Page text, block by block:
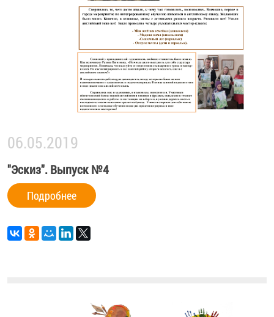
06.05.2019
"Эскиз". Выпуск №4
Подробнее